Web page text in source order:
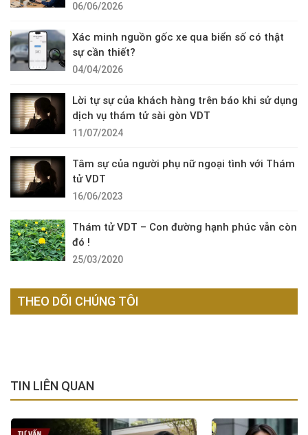
06/06/2026
Xác minh nguồn gốc xe qua biển số có thật
sự cần thiết?
04/04/2026
Lời tự sự của khách hàng trên báo khi sử dụng
dịch vụ thám tử sài gòn VDT
11/07/2024
Tâm sự của người phụ nữ ngoại tình với Thám
tử VDT
16/06/2023
Thám tử VDT – Con đường hạnh phúc vẫn còn
đó !
25/03/2020
THEO DÕI CHÚNG TÔI
TIN LIÊN QUAN